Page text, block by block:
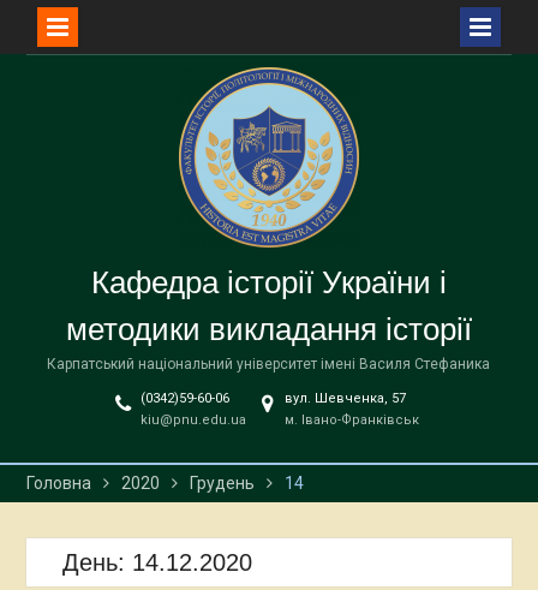
Кафедра історії України і
методики викладання історії
Карпатський національний університет імені Василя Стефаника
(0342)59-60-06
kiu@pnu.edu.ua
вул. Шевченка, 57
м. Івано-Франківськ
Головна 2020 Грудень 14
День: 14.12.2020